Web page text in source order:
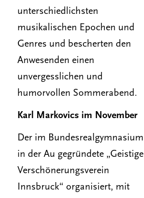
unterschiedlichsten
musikalischen Epochen und
Genres und bescherten den
Anwesenden einen
unvergesslichen und
humorvollen Sommerabend.
Karl Markovics im November
Der im Bundesrealgymnasium
in der Au gegründete „Geistige
Verschönerungsverein
Innsbruck“ organisiert, mit